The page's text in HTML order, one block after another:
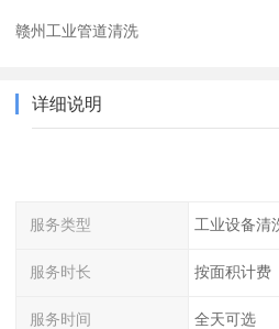
赣州工业管道清洗
详细说明
服务类型
服务时长 按面积计费
服务时间 全天可选